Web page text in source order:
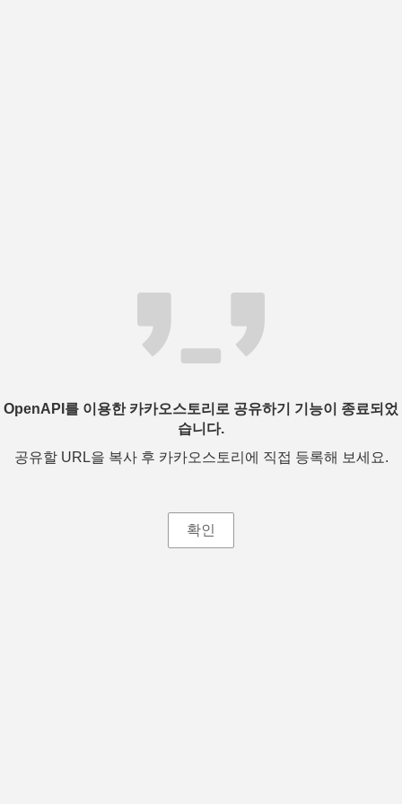
OpenAPI를 이용한 카카오스토리로 공유하기 기능이 종료되었
습니다.
공유할 URL을 복사 후 카카오스토리에 직접 등록해 보세요.
확인